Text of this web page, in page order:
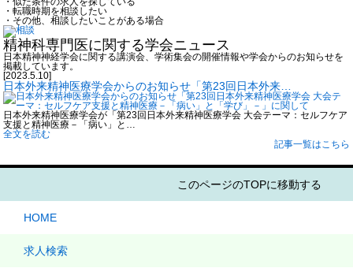
・転職時期を相談したい
・その他、相談したいことがある場合
精神科専門医に関する学会ニュース
日本精神神経学会に関する講演会、学術集会の開催情報や学会からのお知らせを
掲載しています。
[2023.5.10]
日本外来精神医療学会からのお知らせ「第23回日本外来…
日本外来精神医療学会が「第23回日本外来精神医療学会 大会テーマ：セルフケア
支援と精神医療－「病い」と…
全文を読む
記事一覧はこちら
このページのTOPに移動する
HOME
求人検索